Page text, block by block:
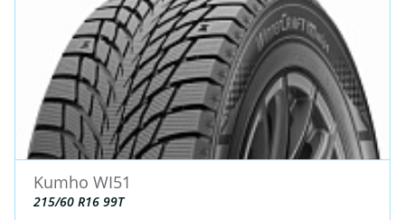
Kumho WI51
215/60 R16 99T